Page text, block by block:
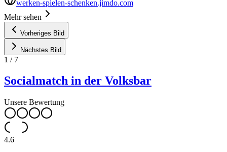
werken-spielen-schenken.jimdo.com
Mehr sehen
Vorheriges Bild
Nächstes Bild
1 / 7
Socialmatch in der Volksbar
Unsere Bewertung
4.6